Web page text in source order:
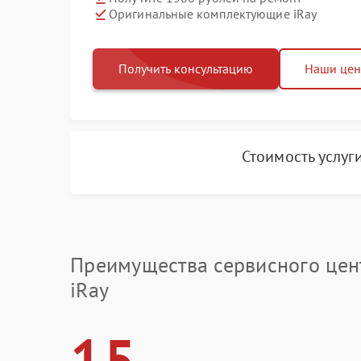
Оригинальные комплектующие iRay
Получить консультацию Наши
Стоимость
Преимущества сервисного
iRay